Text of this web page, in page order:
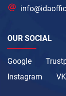
OUR SOCIAL
Google
Instagram
VK